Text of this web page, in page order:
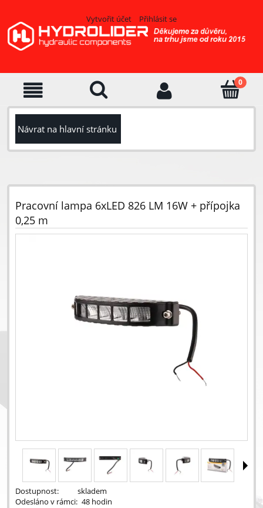
Vytvořit účet Přihlásit se
Návrat na hlavní stránku
Pracovní lampa 6xLED 826 LM 16W + přípojka
0,25 m
Dostupnost:
skladem
Odesláno v rámci: 48 hodin